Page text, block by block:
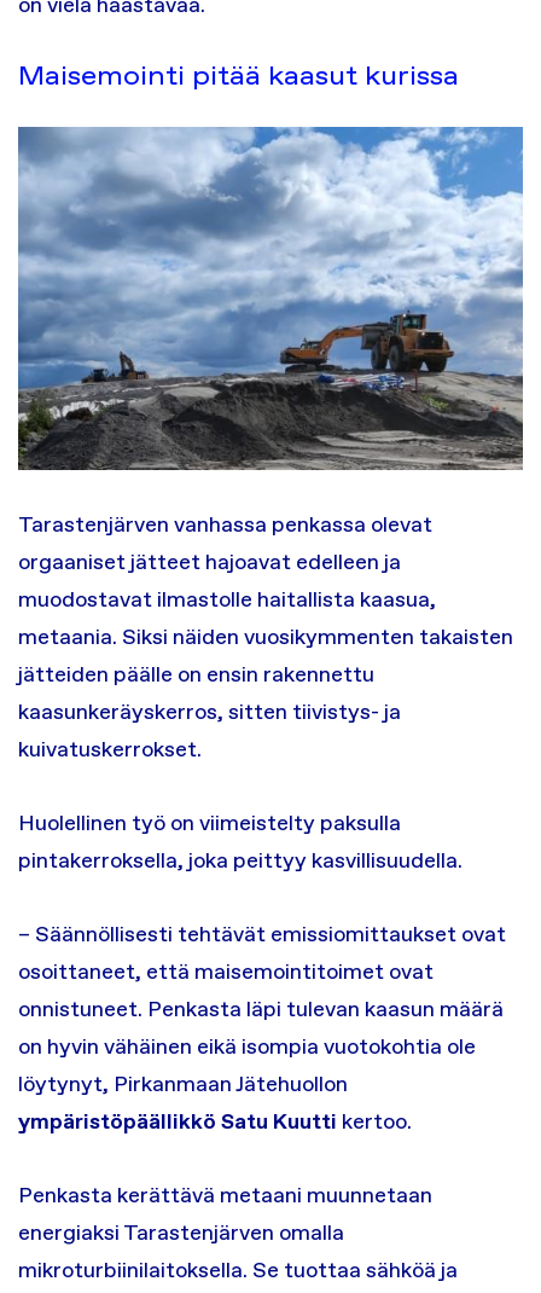
Maisemointi pitää kaasut kurissa
Tarastenjärven vanhassa penkassa olevat
orgaaniset jätteet hajoavat edelleen ja
muodostavat ilmastolle haitallista kaasua,
metaania. Siksi näiden vuosikymmenten takaisten
jätteiden päälle on ensin rakennettu
kaasunkeräyskerros, sitten tiivistys- ja
kuivatuskerrokset.
Huolellinen työ on viimeistelty paksulla
pintakerroksella, joka peittyy kasvillisuudella.
– Säännöllisesti tehtävät emissiomittaukset ovat
osoittaneet, että maisemointitoimet ovat
onnistuneet. Penkasta läpi tulevan kaasun määrä
on hyvin vähäinen eikä isompia vuotokohtia ole
löytynyt, Pirkanmaan Jätehuollon
ympäristöpäällikkö Satu Kuutti kertoo.
Penkasta kerättävä metaani muunnetaan
energiaksi Tarastenjärven omalla
mikroturbiinilaitoksella. Se tuottaa sähköä ja